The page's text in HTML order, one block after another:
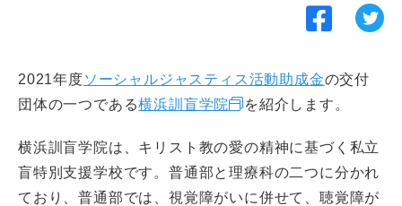
CLOSE
2021年度ソーシャルジャスティス活動助成金の交付
団体の一つである横浜訓盲学院 を紹介します。
横浜訓盲学院は、キリスト教の愛の精神に基づく私立
盲特別支援学校です。普通部と理療科の二つに分かれ
ており、普通部では、視覚障がいに併せて、聴覚障が